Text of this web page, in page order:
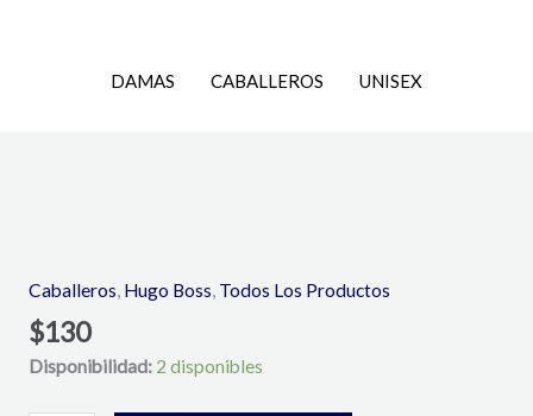
DAMAS CABALLEROS UNISEX
Caballeros Hugo Boss Todos Los Productos
$130
Disponibilidad: 2 disponibles
de
Toilette
100
ML-